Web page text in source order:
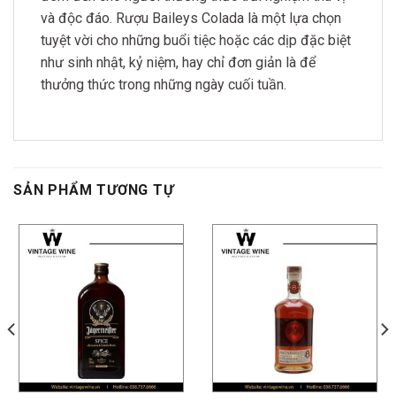
và độc đáo. Rượu Baileys Colada là một lựa chọn
tuyệt vời cho những buổi tiệc hoặc các dịp đặc biệt
như sinh nhật, kỷ niệm, hay chỉ đơn giản là để
thưởng thức trong những ngày cuối tuần.
SẢN PHẨM TƯƠNG TỰ